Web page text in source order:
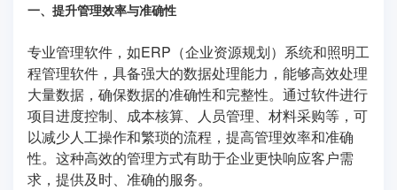
一、提升管理效率与准确性
专业管理软件，如ERP（企业资源规划）系统和照明工
程管理软件，具备强大的数据处理能力，能够高效处理
大量数据，确保数据的准确性和完整性。通过软件进行
项目进度控制、成本核算、人员管理、材料采购等，可
以减少人工操作和繁琐的流程，提高管理效率和准确
性。这种高效的管理方式有助于企业更快响应客户需
求，提供及时、准确的服务。